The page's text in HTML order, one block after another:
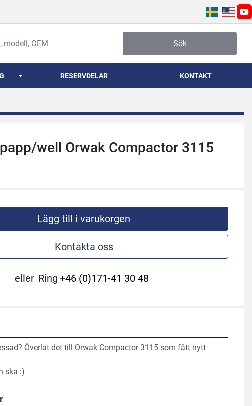
Sök
RESERVDELAR KONTAKT
well Orwak Compactor 3115
Lägg till i varukorgen
Kontakta oss
eller Ring +46 (0)171-41 30 48
Överlåt det till Orwak Compactor 3115 som fått nytt
ska :)